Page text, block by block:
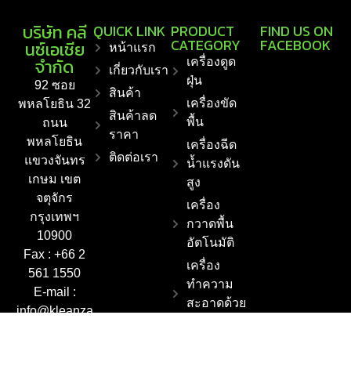
บริษัท คลี
นซ์เอเชีย
จำกัด
92 ซอย
พหลโยธิน 32
ถนน
พหลโยธิน
แขวงจันทร
เกษม เขต
จตุจักร
กรุงเทพฯ
10900
Fax : +66 2
561 1550
E-mail :
info@kleanza
QUICK LINK
หน้าแรก
เกี่ยวกับเรา
สินค้า
สินค้าลด
ราคา
ติดต่อเรา
PRODUCT
CATEGORY
เครื่องดูด
ฝุ่น
เครื่องขัด
พื้น
เครื่องฉีด
น้ำแรงดัน
สูง
เครื่อง
กวาดพื้น
อัตโนมัติ
เครื่อง
ทำความ
สะอาดด้วย
FIND US ON
FACEBOOK